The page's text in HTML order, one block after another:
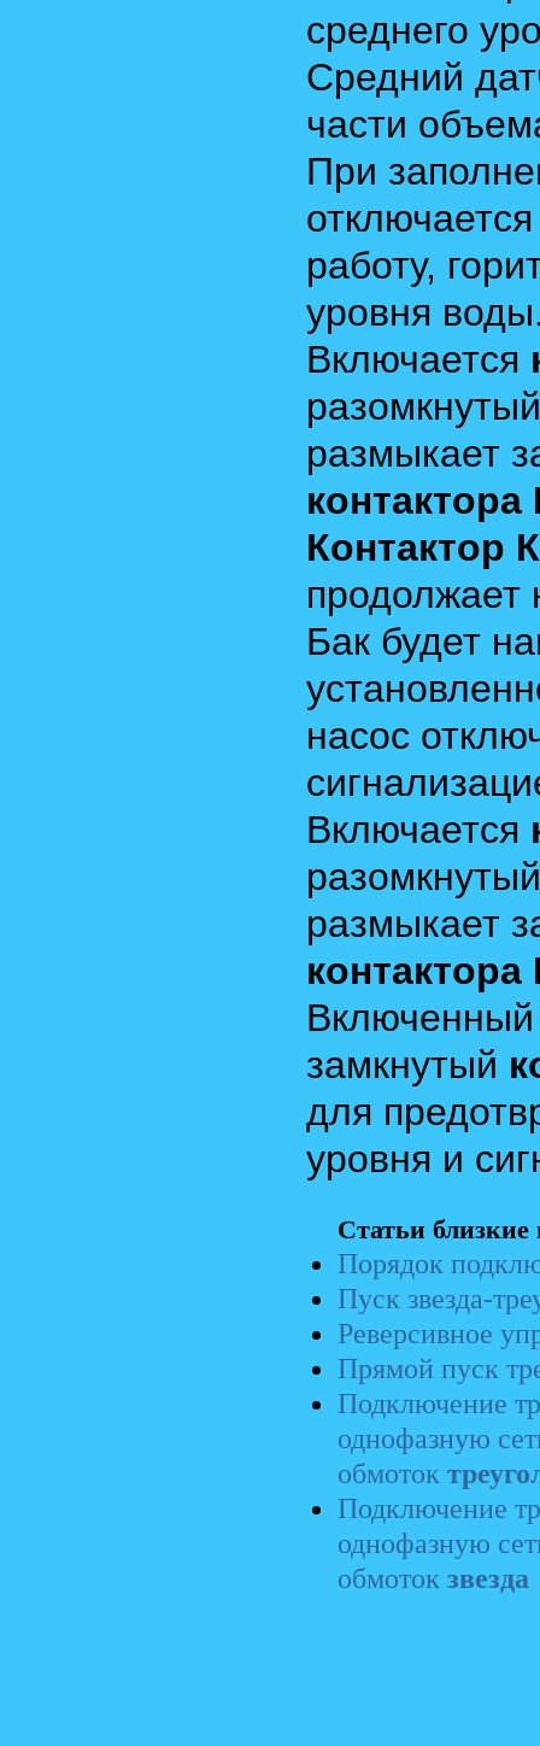
среднего
Средний
части
При
работу,
уровня
Включается
размыкает
контактора
Контактор
продолжает
Бак будет
насос
Включается
размыкает
контактора
замкнутый
для
уровня и
Статьи близкие
Порядок
Пуск звезда-
Реверсивное
Прямой пуск
Подключение
однофазную
обмоток
Подключение
однофазную
обмоток звезда